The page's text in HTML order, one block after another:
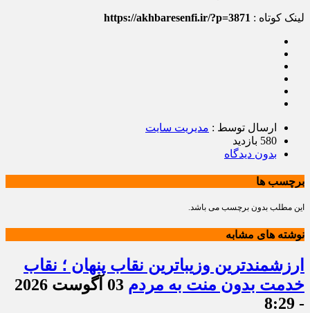
لینک کوتاه : https://akhbaresenfi.ir/?p=3871
ارسال توسط : مدیریت سایت
580 بازدید
بدون دیدگاه
برچسب ها
این مطلب بدون برچسب می باشد.
نوشته های مشابه
ارزشمندترین وزیباترین نقاب پنهان ؛ نقاب
خدمت بدون منت به مردم
03 آگوست 2026
- 8:29